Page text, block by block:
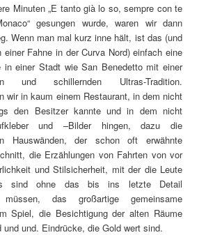
Minuten „E tanto già lo so, sempre con te
gesungen wurde, waren wir dann
Wenn man mal kurz inne hält, ist das (und
einer Fahne in der Curva Nord) einfach eine
in einer Stadt wie San Benedetto mit einer
und schillernden Ultras-Tradition.
wir in kaum einem Restaurant, in dem nicht
den Besitzer kannte und in dem nicht
und –Bilder hingen, dazu die
Hauswänden, der schon oft erwähnte
die Erzählungen von Fahrten von vor
und Stilsicherheit, mit der die Leute
sind ohne das bis ins letzte Detail
das großartige gemeinsame
Spiel, die Besichtigung der alten Räume
und und. Eindrücke, die Gold wert sind.